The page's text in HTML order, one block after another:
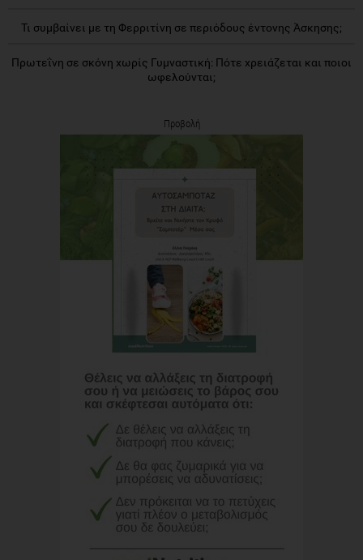
Τι συμβαίνει με τη Φερριτίνη σε περιόδους έντονης Άσκησης;
Πρωτεΐνη σε σκόνη χωρίς Γυμναστική: Πότε χρειάζεται και ποιοι
ωφελούνται;
Προβολή